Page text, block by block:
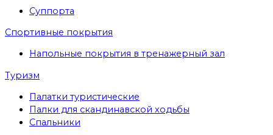
Суппорта
Спортивные покрытия
Напольные покрытия в тренажерный зал
Туризм
Палатки туристические
Палки для скандинавской ходьбы
Спальники